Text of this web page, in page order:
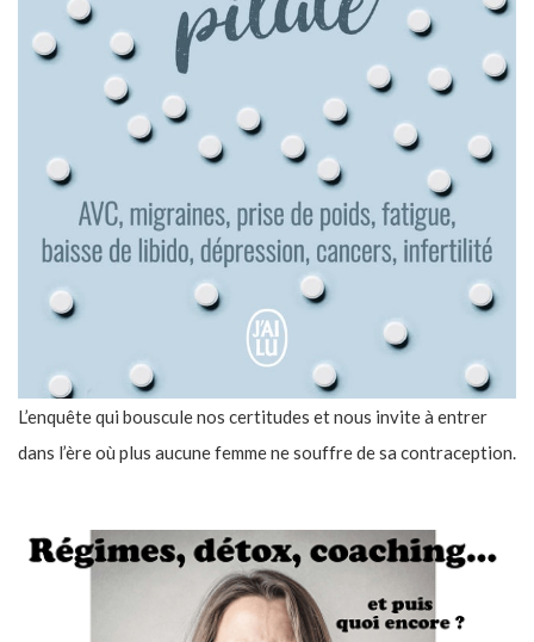
L’enquête qui bouscule nos certitudes et nous invite à entrer
dans l’ère où plus aucune femme ne souffre de sa contraception.